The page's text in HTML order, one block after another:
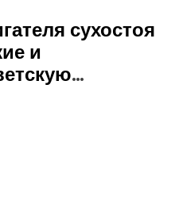
сухостоя
и